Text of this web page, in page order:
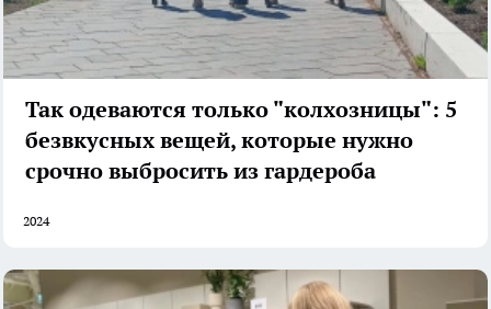
Так одеваются только "колхозницы": 5
безвкусных вещей, которые нужно
срочно выбросить из гардероба
2024